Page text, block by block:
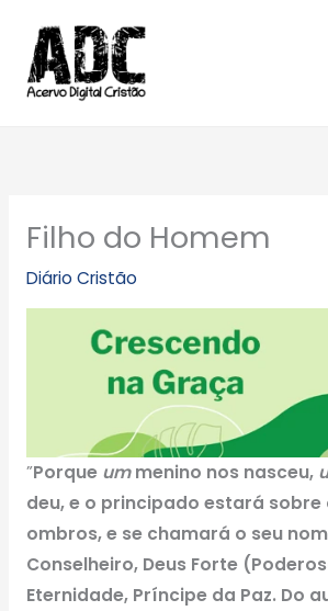
para
conteúdo
Filho do Homem
Diário Cristão
”Porque ummenino nos nasceu,
deu, e o principado estará sobre
ombros, e se chamará o seu
Conselheiro, Deus Forte
Eternidade, Príncipe da Paz. Do